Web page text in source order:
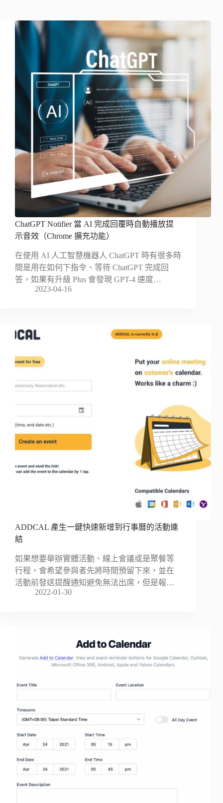
ChatGPT Notifier 當 AI 完成回覆時自動播放提
示音效（Chrome 擴充功能）
在使用 AI 人工智慧機器人 ChatGPT 時有很多時
間是用在如何下指令、等待 ChatGPT 完成回
答，如果有升級 Plus 會發現 GPT-4 速度…
2023-04-16
ADDCAL 產生一鍵快速新增到行事曆的活動連
結
如果想要舉辦實體活動、線上會議或是聚餐等
行程，會希望參與者先將時間預留下來，並在
活動前發送提醒通知避免無法出席，但是報…
2022-01-30